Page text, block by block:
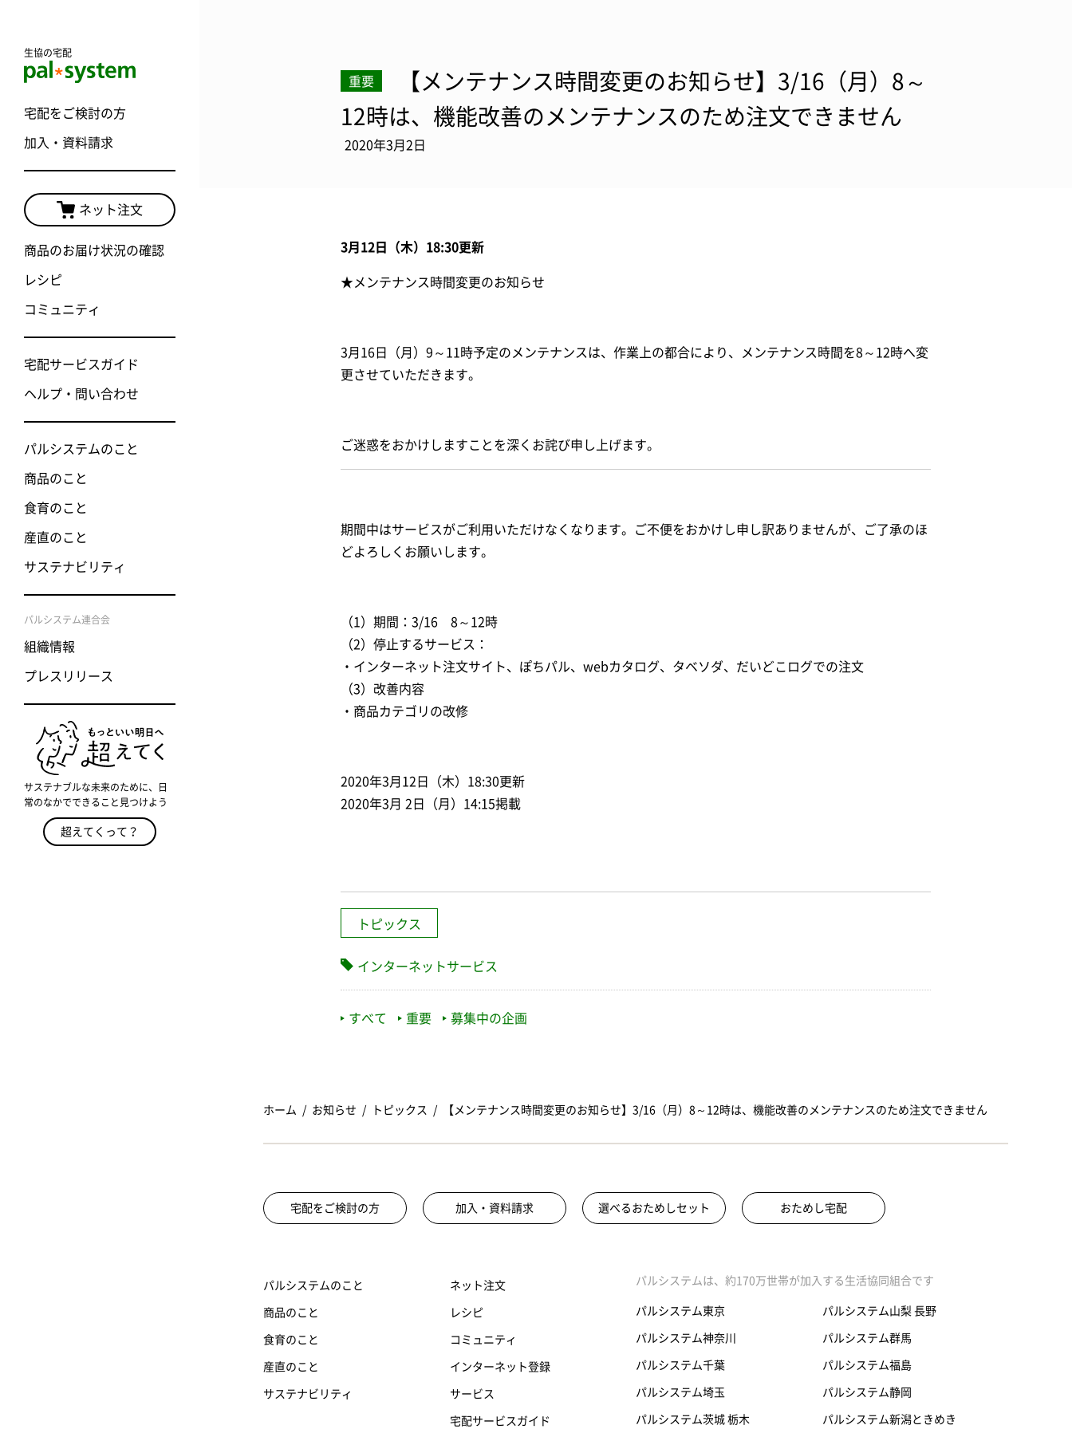
生協の宅配
宅配をご検討の方
加入・資料請求
ネット注文
商品のお届け状況の確認
レシピ
コミュニティ
宅配サービスガイド
ヘルプ・問い合わせ
パルシステムのこと
商品のこと
食育のこと
産直のこと
サステナビリティ
パルシステム連合会
組織情報
プレスリリース
サステナブルな未来のために、日
常のなかでできること見つけよう
超えてくって？
重要
【メンテナンス時間変更のお知らせ】3/16（月）8～
12時は、機能改善のメンテナンスのため注文できません
2020年3月2日
3月12日（木）18:30更新
★メンテナンス時間変更のお知らせ
3月16日（月）9～11時予定のメンテナンスは、作業上の都合により、メンテナンス時間を8～12時へ変
更させていただきます。
ご迷惑をおかけしますことを深くお詫び申し上げます。
期間中はサービスがご利用いただけなくなります。ご不便をおかけし申し訳ありませんが、ご了承のほ
どよろしくお願いします。
（1）期間：3/16 8～12時
（2）停止するサービス：
・インターネット注文サイト、ぽちパル、webカタログ、タベソダ、だいどこログでの注文
（3）改善内容
・商品カテゴリの改修
2020年3月12日（木）18:30更新
2020年3月 2日（月）14:15掲載
トピックス
インターネットサービス
すべて 重要 募集中の企画
ホーム お知らせ トピックス 【メンテナンス時間変更のお知らせ】3/16（月）8～12時は、機能改善のメンテナンスのため注文できません
宅配をご検討の方 加入・資料請求 選べるおためしセット おためし宅配
パルシステムのこと
商品のこと
食育のこと
産直のこと
サステナビリティ
ネット注文
レシピ
コミュニティ
インターネット登録
サービス
宅配サービスガイド
パルシステムは、約170万世帯が加入する生活協同組合です
パルシステム東京
パルシステム神奈川
パルシステム千葉
パルシステム埼玉
パルシステム茨城 栃木
パルシステム山梨 長野
パルシステム群馬
パルシステム福島
パルシステム静岡
パルシステム新潟ときめき